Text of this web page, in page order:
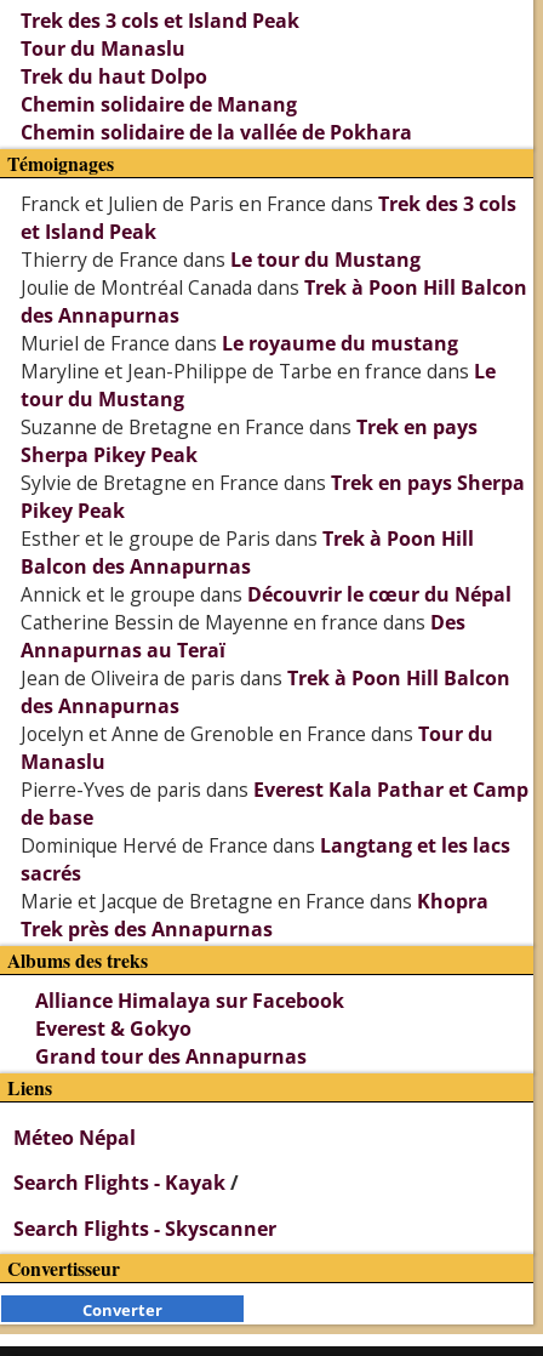
Trek des 3 cols et Island Peak
Tour du Manaslu
Trek du haut Dolpo
Chemin solidaire de Manang
Chemin solidaire de la vallée de Pokhara
Témoignages
Franck et Julien de Paris en France dans Trek des 3 cols
et Island Peak
Thierry de France dans Le tour du Mustang
Joulie de Montréal Canada dans Trek à Poon Hill Balcon
des Annapurnas
Muriel de France dans Le royaume du mustang
Maryline et Jean-Philippe de Tarbe en france dans Le
tour du Mustang
Suzanne de Bretagne en France dans Trek en pays
Sherpa Pikey Peak
Sylvie de Bretagne en France dans Trek en pays Sherpa
Pikey Peak
Esther et le groupe de Paris dans Trek à Poon Hill
Balcon des Annapurnas
Annick et le groupe dans Découvrir le cœur du Népal
Catherine Bessin de Mayenne en france dans Des
Annapurnas au Teraï
Jean de Oliveira de paris dans Trek à Poon Hill Balcon
des Annapurnas
Jocelyn et Anne de Grenoble en France dans Tour du
Manaslu
Pierre-Yves de paris dans Everest Kala Pathar et Camp
de base
Dominique Hervé de France dans Langtang et les lacs
sacrés
Marie et Jacque de Bretagne en France dans Khopra
Trek près des Annapurnas
Albums des treks
Alliance Himalaya sur Facebook
Everest & Gokyo
Grand tour des Annapurnas
Liens
Méteo Népal
Search Flights - Kayak/
Search Flights - Skyscanner
Convertisseur
Converter